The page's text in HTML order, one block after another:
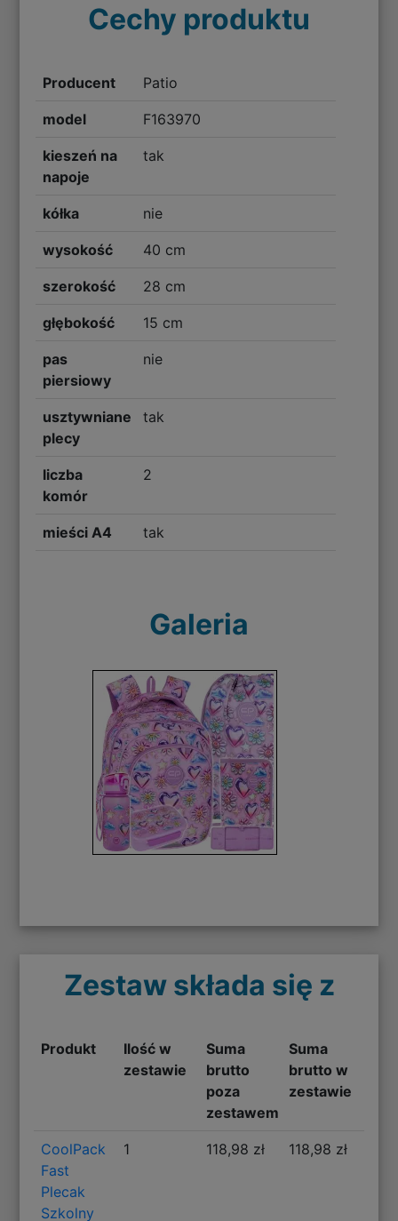
Cechy produktu
Producent Patio
model F163970
kieszeń na
napoje
tak
kółka nie
wysokość 40 cm
szerokość 28 cm
głębokość 15 cm
pas
piersiowy
nie
usztywniane
plecy
tak
liczba
komór
2
mieści A4 tak
Galeria
Zestaw składa się z
Produkt
Ilość w
zestawie
Suma
brutto
poza
zestawem
Suma
brutto w
zestawie
CoolPack
Fast
Plecak
Szkolny
1 118,98 zł 118,98 zł